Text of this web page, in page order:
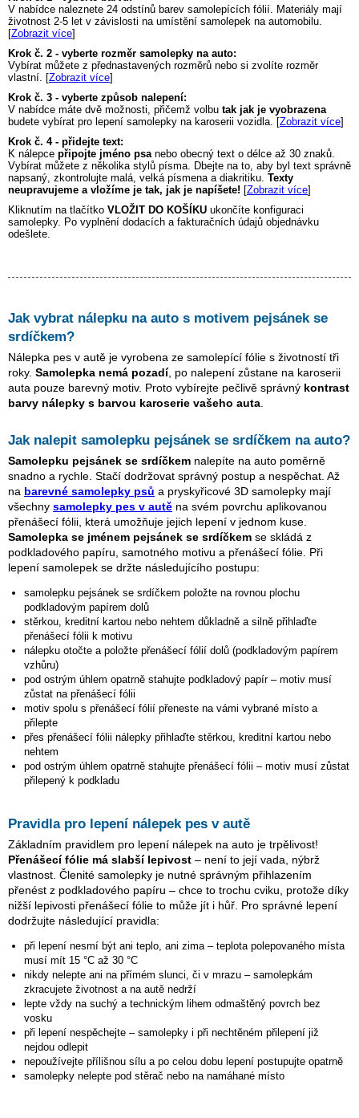
V nabídce naleznete 24 odstínů barev samolepících fólií. Materiály mají
životnost 2-5 let v závislosti na umístění samolepek na automobilu.
[Zobrazit více]
Krok č. 2 - vyberte rozměr samolepky na auto:
Vybírat můžete z přednastavených rozměrů nebo si zvolíte rozměr
vlastní. [Zobrazit více]
Krok č. 3 - vyberte způsob nalepení:
V nabídce máte dvě možnosti, přičemž volbu tak jak je vyobrazena
budete vybírat pro lepení samolepky na karoserii vozidla. [Zobrazit více]
Krok č. 4 - přidejte text:
K nálepce připojte jméno psa nebo obecný text o délce až 30 znaků.
Vybírat můžete z několika stylů písma. Dbejte na to, aby byl text správně
napsaný, zkontrolujte malá, velká písmena a diakritiku. Texty
neupravujeme a vložíme je tak, jak je napíšete! [Zobrazit více]
Kliknutím na tlačítko VLOŽIT DO KOŠÍKU ukončíte konfiguraci
samolepky. Po vyplnění dodacích a fakturačních údajů objednávku
odešlete.
Jak vybrat nálepku na auto s motivem pejsánek se
srdíčkem?
Nálepka pes v autě je vyrobena ze samolepící fólie s životností tři
roky. Samolepka nemá pozadí, po nalepení zůstane na karoserii
auta pouze barevný motiv. Proto vybírejte pečlivě správný kontrast
barvy nálepky s barvou karoserie vašeho auta
Jak nalepit samolepku pejsánek se srdíčkem na auto?
Samolepku pejsánek se srdíčkem nalepíte na auto poměrně
snadno a rychle. Stačí dodržovat správný postup a nespěchat. Až
na barevné samolepky psů a pryskyřicové 3D samolepky mají
všechny samolepky pes v autě na svém povrchu aplikovanou
přenášecí fólii, která umožňuje jejich lepení v jednom kuse.
Samolepka se jménem pejsánek se srdíčkem se skládá z
podkladového papíru, samotného motivu a přenášecí fólie. Při
lepení samolepek se držte následujícího postupu:
samolepku pejsánek se srdíčkem položte na rovnou plochu
podkladovým papírem dolů
stěrkou, kreditní kartou nebo nehtem důkladně a silně přihlaďte
přenášecí fólii k motivu
nálepku otočte a položte přenášecí fólií dolů (podkladovým papírem
vzhůru)
pod ostrým úhlem opatrně stahujte podkladový papír – motiv musí
zůstat na přenášecí fólii
motiv spolu s přenášecí fólií přeneste na vámi vybrané místo a
přilepte
přes přenášecí fólii nálepky přihlaďte stěrkou, kreditní kartou nebo
nehtem
pod ostrým úhlem opatrně stahujte přenášecí fólii – motiv musí zůstat
přilepený k podkladu
Pravidla pro lepení nálepek pes v autě
Základním pravidlem pro lepení nálepek na auto je trpělivost!
Přenášecí fólie má slabší lepivost – není to její vada, nýbrž
vlastnost. Členité samolepky je nutné správným přihlazením
přenést z podkladového papíru – chce to trochu cviku, protože díky
nižší lepivosti přenášecí fólie to může jít i hůř. Pro správné lepení
dodržujte následující pravidla:
při lepení nesmí být ani teplo, ani zima – teplota polepovaného místa
musí mít 15 °C až 30 °C
nikdy nelepte ani na přímém slunci, či v mrazu – samolepkám
zkracujete životnost a na autě nedrží
lepte vždy na suchý a technickým lihem odmaštěný povrch bez
vosku
při lepení nespěchejte – samolepky i při nechtěném přilepení již
nejdou odlepit
nepoužívejte přílišnou sílu a po celou dobu lepení postupujte opatrně
samolepky nelepte pod stěrač nebo na namáhané místo